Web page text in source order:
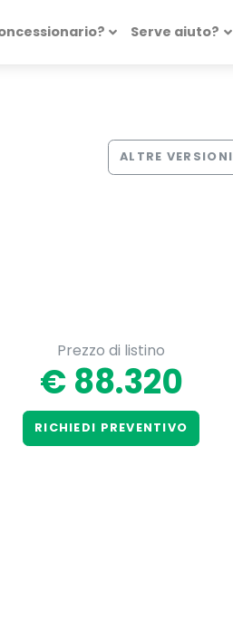
Serve aiuto?
ALTRE VERSIONI
Prezzo di listino
€ 88.320
RICHIEDI PREVENTIVO